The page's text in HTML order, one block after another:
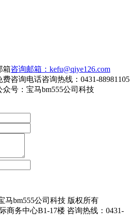
咨询邮箱：kefu@qiye126.com
咨询热线：0431-88981105
众号：宝马bm555公司科技
马bm555公司科技 版权所有
商务中心B1-17楼 咨询热线：0431-